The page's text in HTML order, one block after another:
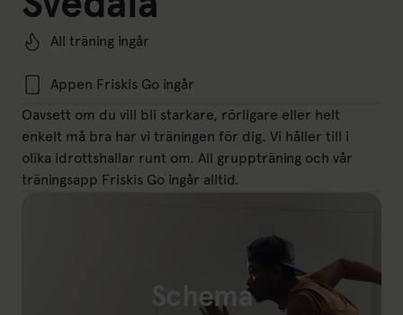
All träning ingår
Appen Friskis Go ingår
Oavsett om du vill bli starkare, rörligare eller helt
enkelt må bra har vi träningen för dig. Vi håller till i
olika idrottshallar runt om. All gruppträning och vår
träningsapp Friskis Go ingår alltid.
Schema